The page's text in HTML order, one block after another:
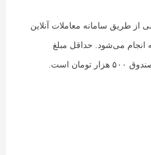
طریق سامانه‌ معاملات آنلاین
انجام می‌شود. حداقل مبلغ
است.